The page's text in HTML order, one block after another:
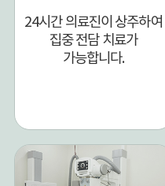
24시간 의료진이 상주하여
집중 전담 치료가
가능합니다.